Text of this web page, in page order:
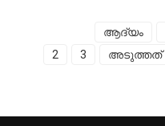
ആദ്യം
2
3 അടുത്തത്